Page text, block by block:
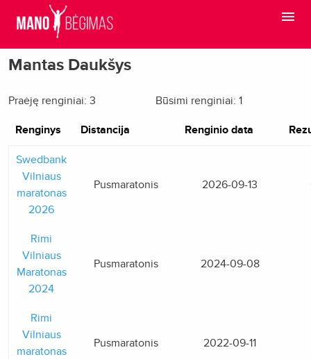
Mantas Daukšys
Praėję renginiai: 3 Būsimi renginiai: 1
Renginys Distancija Renginio data
Swedbank
Vilniaus
maratonas
2026
Pusmaratonis 2026-09-13
Rimi
Vilniaus
Maratonas
2024
Pusmaratonis 2024-09-08
Rimi
Vilniaus
maratonas
Pusmaratonis 2022-09-11